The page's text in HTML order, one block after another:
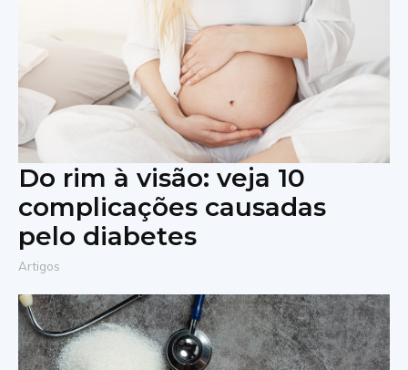
Do rim à visão: veja 10
complicações causadas
pelo diabetes
Artigos